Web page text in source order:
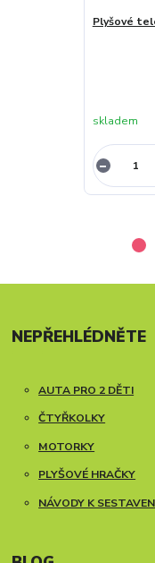
Plyšové
skladem
NEPŘEHLÉDNĚTE
AUTA PRO 2 DĚTI
ČTYŘKOLKY
MOTORKY
PLYŠOVÉ HRAČKY
NÁVODY K